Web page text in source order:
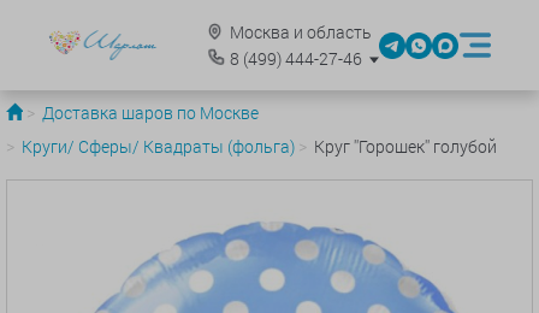
Москва и область
8 (499)444-27-46
Доставка шаров по Москве
Круги/ Сферы/ Квадраты (фольга)
Круг ''Горошек'' голубой